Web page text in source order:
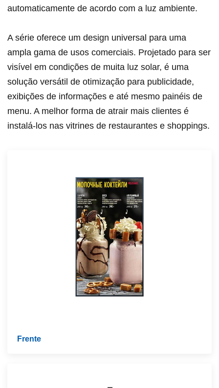
automaticamente de acordo com a luz ambiente.
A série oferece um design universal para uma
ampla gama de usos comerciais. Projetado para ser
visível em condições de muita luz solar, é uma
solução versátil de otimização para publicidade,
exibições de informações e até mesmo painéis de
menu. A melhor forma de atrair mais clientes é
instalá-los nas vitrines de restaurantes e shoppings.
Frente